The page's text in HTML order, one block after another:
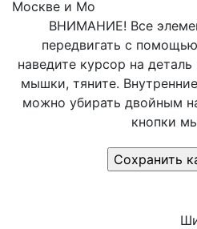
Москве и Мо
ВНИМАНИЕ! Все
передвигать с
наведите курсор на
мышки, тяните.
можно убирать двойным
кнопки